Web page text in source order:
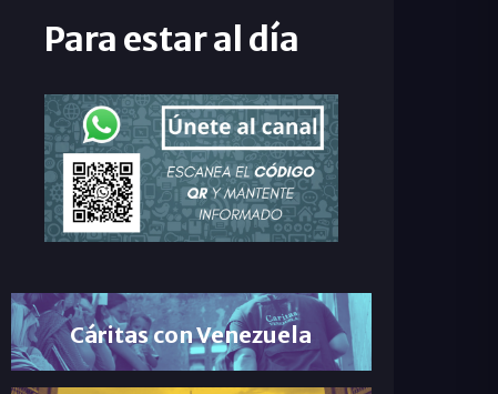
Para estar al día
Cáritas con Venezuela